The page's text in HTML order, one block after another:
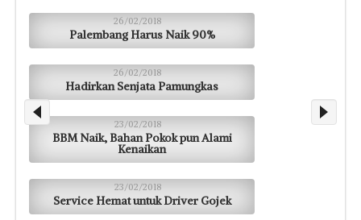
26/02/2018
Palembang Harus Naik 90%
26/02/2018
Hadirkan Senjata Pamungkas
23/02/2018
BBM Naik, Bahan Pokok pun Alami
Kenaikan
23/02/2018
Service Hemat untuk Driver Gojek